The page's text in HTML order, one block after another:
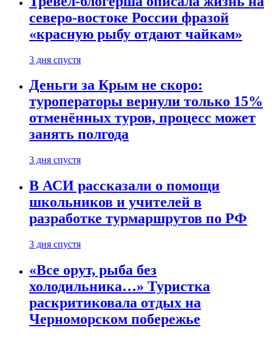
северо-востоке России фразой
«красную рыбу отдают чайкам»
3 дня спустя
Деньги за Крым не скоро:
туроператоры вернули только 15%
отменённых туров, процесс может
занять полгода
3 дня спустя
В АСИ рассказали о помощи
школьников и учителей в
разработке турмаршрутов по РФ
3 дня спустя
«Все орут, рыба без
холодильника…» Туристка
раскритиковала отдых на
Черноморском побережье